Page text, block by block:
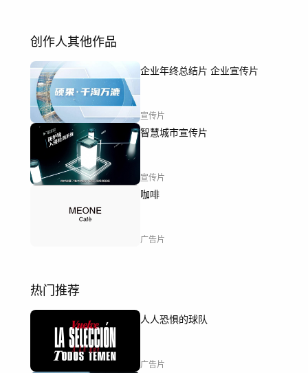
创作人其他作品
企业年终总结片 企业宣传片
宣传片
智慧城市宣传片
宣传片
咖啡
广告片
热门推荐
人人恐惧的球队
广告片